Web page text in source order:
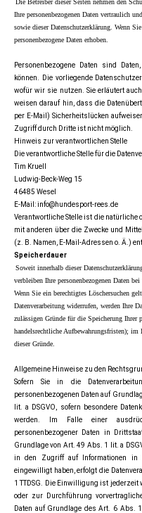
Die Betreiber dieser Seiten nehmen den
Ihre personenbezogenen Daten vertraulich
sowie dieser Datenschutzerklärung. Wenn
personenbezogene Daten erhoben.
Personenbezogene Daten sind
können. Die vorliegende
wofür wir sie nutzen. Sie erläutert
weisen darauf hin, dass die
per E-Mail) Sicherheitslücken
Zugriff durch Dritte ist nicht möglich.
Hinweis zur verantwortlichen Stelle
Die verantwortliche Stelle für die
Tim Kruell
Ludwig-Beck-Weg 15
46485 Wesel
E-Mail: info@hundesport-rees.de
Verantwortliche Stelle ist die natürliche
mit anderen über die Zwecke und
(z. B. Namen, E-Mail-Adressen o. Ä.)
Speicherdauer
Soweit innerhalb dieser
verbleiben Ihre personenbezogenen Daten
Wenn Sie ein berechtigtes Löschersuchen
Datenverarbeitung widerrufen, werden Ihre
zulässigen Gründe für die Speicherung Ihrer
handelsrechtliche Aufbewahrungsfristen);
dieser Gründe.
Allgemeine Hinweise zu den
Sofern Sie in die
personenbezogenen Daten auf
lit. a DSGVO, sofern besondere
werden. Im Falle einer
personenbezogener Daten in
Grundlage von Art. 49 Abs. 1 lit. a
in den Zugriff auf Informationen in
eingewilligt haben, erfolgt die
1 TTDSG. Die Einwilligung ist
oder zur Durchführung
Daten auf Grundlage des Art. 6 Abs.